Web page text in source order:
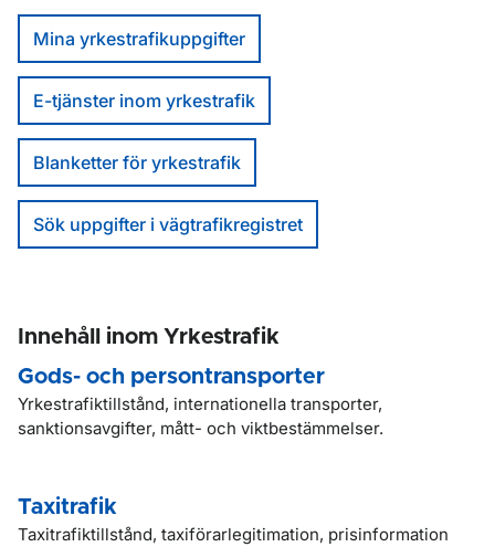
Mina yrkestrafikuppgifter
E-tjänster inom yrkestrafik
Blanketter för yrkestrafik
Sök uppgifter i vägtrafikregistret
Innehåll inom Yrkestrafik
Gods- och persontransporter
Yrkestrafiktillstånd, internationella transporter,
sanktionsavgifter, mått- och viktbestämmelser.
Taxitrafik
Taxitrafiktillstånd, taxiförarlegitimation, prisinformation